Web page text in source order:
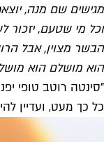
מגישים שם מנה,
וכל מי שטעם, יזכור
הבשר מצוין, אבל
הוא מושלם הוא
כל כך מעט, ועדיין